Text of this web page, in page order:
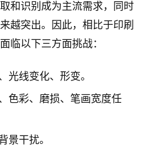
和识别成为主流需求，同时
越突出。因此，相比于印刷
临以下三方面挑战：
光线变化、形变。
色彩、磨损、笔画宽度任
景干扰。